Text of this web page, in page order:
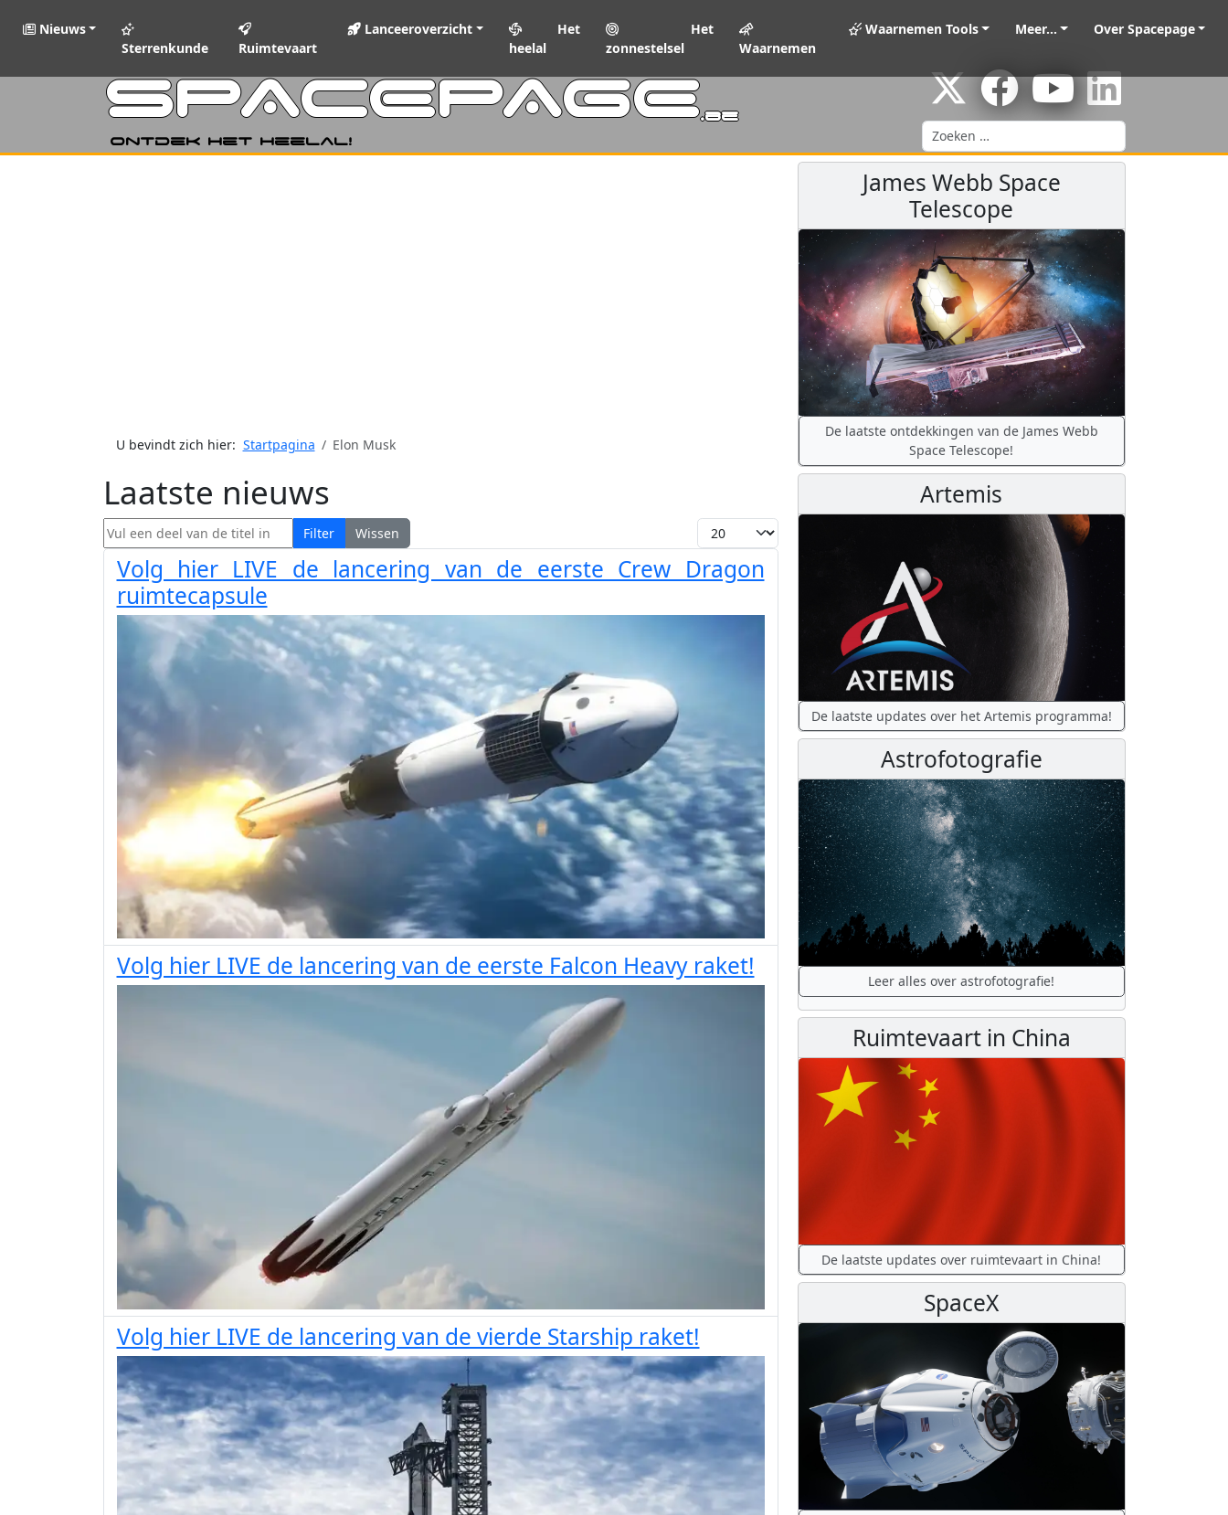
Nieuws
Sterrenkunde
Ruimtevaart
Lanceeroverzicht
Het
heelal
Het
zonnestelsel
Waarnemen
Waarnemen Tools Meer... Over Spacepage
SPACEPAGE.be
Ontdek het heelal!
Zoeken
U bevindt zich hier: Startpagina Elon Musk
Laatste nieuws
Vul een deel van de titel in Filter Wissen Toon #
Volg hier LIVE de lancering van de eerste Crew Dragon
ruimtecapsule
Volg hier LIVE de lancering van de eerste Falcon Heavy raket!
Volg hier LIVE de lancering van de vierde Starship raket!
James Webb Space
Telescope
De laatste ontdekkingen van de James Webb
Space Telescope!
Artemis
De laatste updates over het Artemis programma!
Astrofotografie
Leer alles over astrofotografie!
Ruimtevaart in China
De laatste updates over ruimtevaart in China!
SpaceX